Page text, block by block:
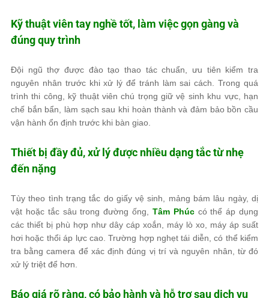
Kỹ thuật viên tay nghề tốt, làm việc gọn gàng và
đúng quy trình
Đội ngũ thợ được đào tạo thao tác chuẩn, ưu tiên kiểm tra
nguyên nhân trước khi xử lý để tránh làm sai cách. Trong quá
trình thi công, kỹ thuật viên chú trọng giữ vệ sinh khu vực, hạn
chế bắn bẩn, làm sạch sau khi hoàn thành và đảm bảo bồn cầu
vận hành ổn định trước khi bàn giao.
Thiết bị đầy đủ, xử lý được nhiều dạng tắc từ nhẹ
đến nặng
Tùy theo tình trạng tắc do giấy vệ sinh, mảng bám lâu ngày, dị
vật hoặc tắc sâu trong đường ống, Tâm Phúccó thể áp dụng
các thiết bị phù hợp như dây cáp xoắn, máy lò xo, máy áp suất
hơi hoặc thổi áp lực cao. Trường hợp nghẹt tái diễn, có thể kiểm
tra bằng camera để xác định đúng vị trí và nguyên nhân, từ đó
xử lý triệt để hơn.
Báo giá rõ ràng, có bảo hành và hỗ trợ sau dịch vụ